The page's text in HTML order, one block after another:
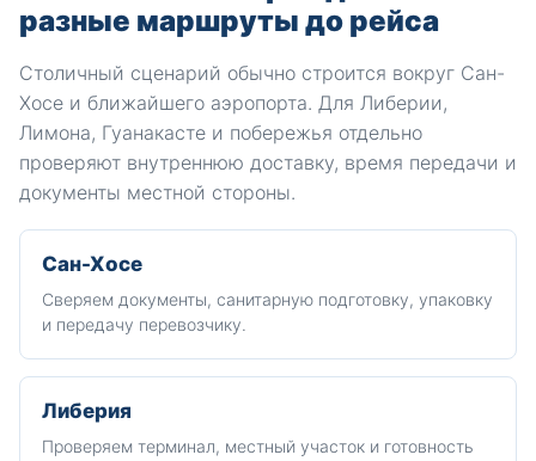
разные маршруты до рейса
Столичный сценарий обычно строится вокруг Сан-
Хосе и ближайшего аэропорта. Для Либерии,
Лимона, Гуанакасте и побережья отдельно
проверяют внутреннюю доставку, время передачи и
документы местной стороны.
Сан-Хосе
Сверяем документы, санитарную подготовку, упаковку
и передачу перевозчику.
Либерия
Проверяем терминал, местный участок и готовность